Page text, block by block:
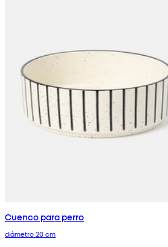
Cuenco para perro
diámetro 20 cm